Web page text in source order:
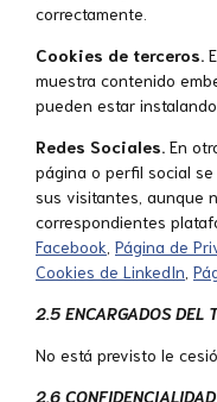
correctamente.
Cookies de terceros.
muestra contenido
pueden estar
Redes Sociales. En
página o perfil social
sus visitantes, aunque
correspondientes
Facebook Página de
Cookies de LinkedIn
2.5 ENCARGADOS DEL
No está previsto le
2.6